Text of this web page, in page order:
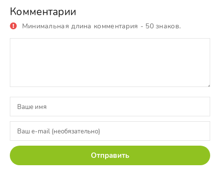
Комментарии
Минимальная длина комментария - 50 знаков.
Отправить